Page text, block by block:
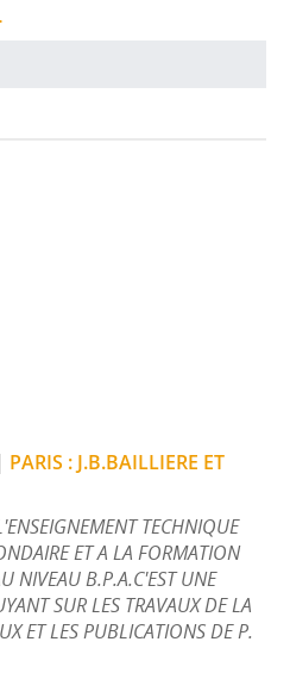
PARIS : J.B.BAILLIERE ET
TECHNIQUE
ET A LA FORMATION
NIVEAU B.P.A.C'EST UNE
SUR LES TRAVAUX DE LA
ET LES PUBLICATIONS DE P.